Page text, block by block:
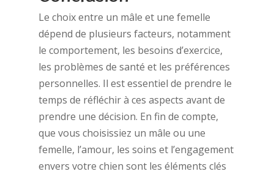
Le choix entre un mâle et une femelle
dépend de plusieurs facteurs, notamment
le comportement, les besoins d’exercice,
les problèmes de santé et les préférences
personnelles. Il est essentiel de prendre le
temps de réfléchir à ces aspects avant de
prendre une décision. En fin de compte,
que vous choisissiez un mâle ou une
femelle, l’amour, les soins et l’engagement
envers votre chien sont les éléments clés